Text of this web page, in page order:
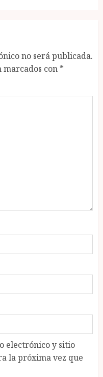
no será publicada.
marcados con *
electrónico y sitio
la próxima vez que